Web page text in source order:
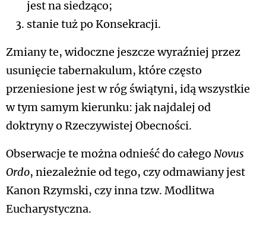
jest na siedząco;
stanie tuż po Konsekracji.
Zmiany te, widoczne jeszcze wyraźniej przez
usunięcie tabernakulum, które często
przeniesione jest w róg świątyni, idą wszystkie
w tym samym kierunku: jak najdalej od
doktryny o Rzeczywistej Obecności.
Obserwacje te można odnieść do całego Novus
Ordo, niezależnie od tego, czy odmawiany jest
Kanon Rzymski, czy inna tzw. Modlitwa
Eucharystyczna.